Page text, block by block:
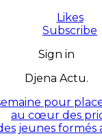
Likes
Subscribe
Sign in
Djena Actu.
pour
au cœur des
jeunes